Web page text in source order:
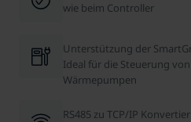
wie beim Controller
Unterstützung der
Ideal für die Steuerung
Wärmepumpen
RS485 zu TCP/IP